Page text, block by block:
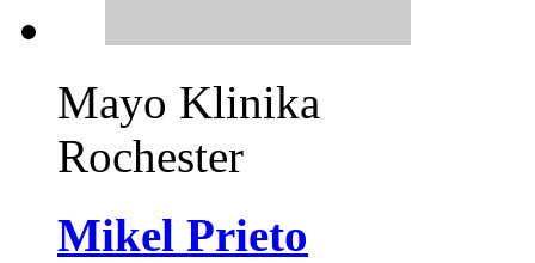
Mayo Klinika
Rochester
Mikel Prieto